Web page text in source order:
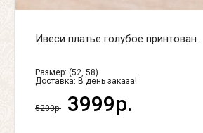
Ивеси платье голубое принтован...
Размер: (52, 58)
Доставка: В день заказа!
5200р. 3999р.